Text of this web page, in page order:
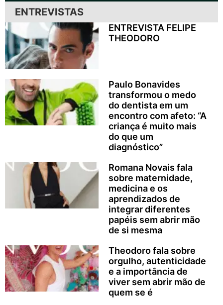
ENTREVISTAS
ENTREVISTA FELIPE
THEODORO
Paulo Bonavides
transformou o medo
do dentista em um
encontro com afeto: “A
criança é muito mais
do que um
diagnóstico”
Romana Novais fala
sobre maternidade,
medicina e os
aprendizados de
integrar diferentes
papéis sem abrir mão
de si mesma
Theodoro fala sobre
orgulho, autenticidade
e a importância de
viver sem abrir mão de
quem se é